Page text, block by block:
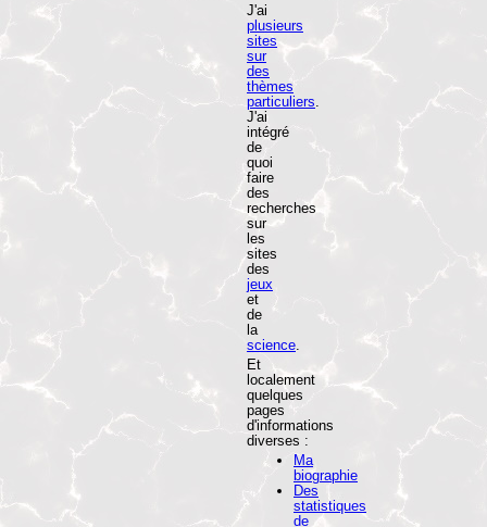
J'ai
plusieurs
sites
sur
des
thèmes
particuliers
J'ai
intégré
de
quoi
faire
des
recherches
sur
les
sites
des
jeux
et
de
la
science
Et
localement
quelques
pages
d'informations
diverses :
Ma
biographie
Des
statistiques
de